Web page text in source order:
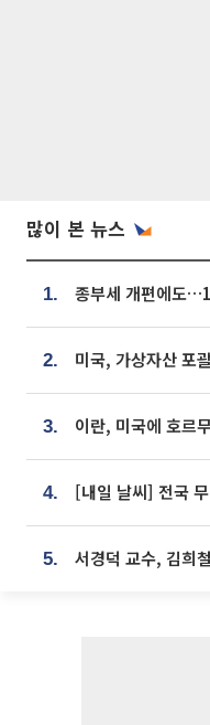
많이 본 뉴스
1.
2.
3.
4.
5.